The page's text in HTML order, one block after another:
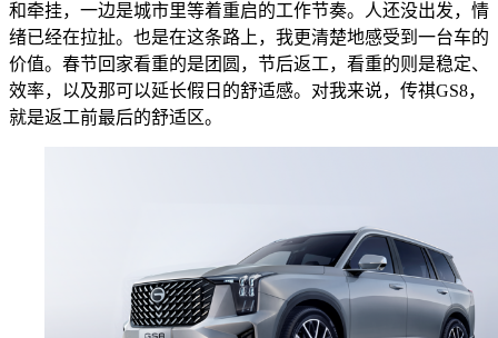
和牵挂，一边是城市里等着重启的工作节奏。人还没出发，情
绪已经在拉扯。也是在这条路上，我更清楚地感受到一台车的
价值。春节回家看重的是团圆，节后返工，看重的则是稳定、
效率，以及那可以延长假日的舒适感。对我来说，传祺GS8，
就是返工前最后的舒适区。